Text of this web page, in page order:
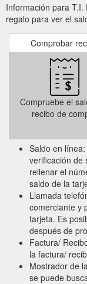
Información para
regalo para ver el
Comprobar
Compruebe el
recibo de
Saldo en
verificación de
rellenar el
saldo de la
Llamada
comerciante y
tarjeta. Es
después de
Factura/
la factura/
Mostrador de
se puede